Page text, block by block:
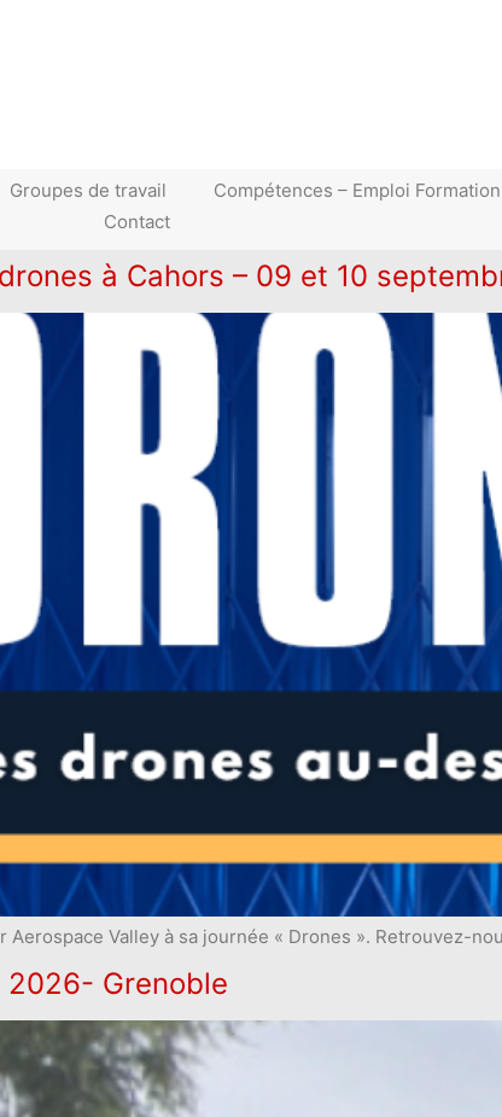
Groupes de travail Compétences – Emploi Formation
Contact
à Cahors – 09 et 10
Aerospace Valley à sa journée « Drones ». Retrouvez-
2026- Grenoble